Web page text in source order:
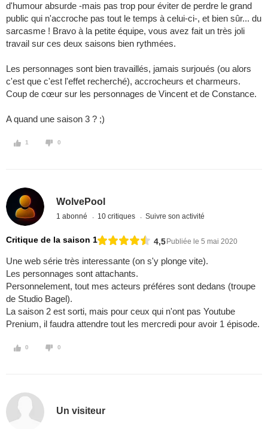
d'humour absurde -mais pas trop pour éviter de perdre le grand
public qui n'accroche pas tout le temps à celui-ci-, et bien sûr... du
sarcasme ! Bravo à la petite équipe, vous avez fait un très joli
travail sur ces deux saisons bien rythmées.
Les personnages sont bien travaillés, jamais surjoués (ou alors
c'est que c'est l'effet recherché), accrocheurs et charmeurs.
Coup de cœur sur les personnages de Vincent et de Constance.
A quand une saison 3 ? ;)
1 0
WolvePool
1 abonné 10 critiques Suivre son activité
Critique de la saison 1 4,5Publiée le 5 mai 2020
Une web série très interessante (on s'y plonge vite).
Les personnages sont attachants.
Personnelement, tout mes acteurs préféres sont dedans (troupe
de Studio Bagel).
La saison 2 est sorti, mais pour ceux qui n'ont pas Youtube
Prenium, il faudra attendre tout les mercredi pour avoir 1 épisode.
0 0
Un visiteur